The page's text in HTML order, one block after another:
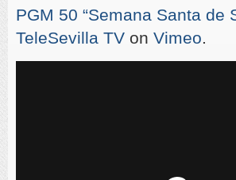
PGM 50 “Semana Santa de
TeleSevilla TV on Vimeo.